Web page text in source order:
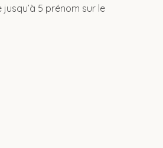
5 prénom sur le